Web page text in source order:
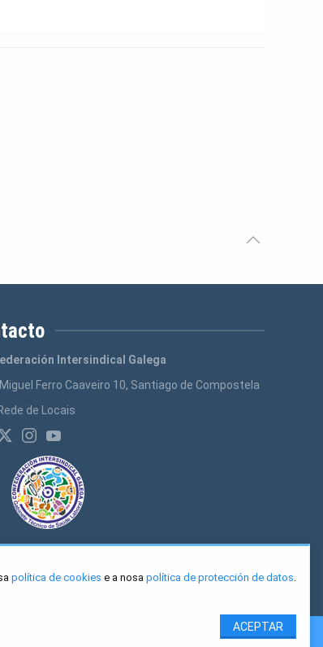
Intersindical Galega
Miguel Ferro Caaveiro 10, Santiago de Compostela
de Locais
política de cookies e a nosa política de protección de datos.
ACEPTAR